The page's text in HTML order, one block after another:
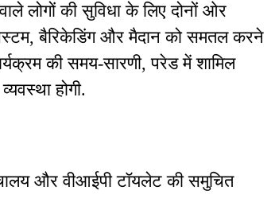
लोगों की सुविधा के लिए दोनों ओर
बैरिकेडिंग और मैदान को समतल करने
की समय-सारणी, परेड में शामिल
होगी.
और वीआईपी टॉयलेट की समुचित